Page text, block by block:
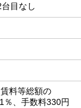
目なし
料等総額の
、手数料330円